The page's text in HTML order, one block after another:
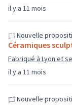
il y a 11 mois
il y a 11 mois
Nouvelle
Céramiques
Fabriqué à Lyon et
Nouvelle